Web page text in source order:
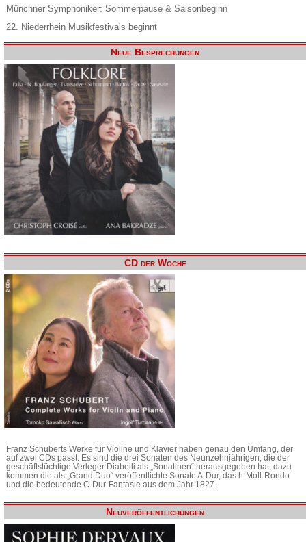
Münchner Symphoniker: Sommerpause & Saisonbeginn
22. Niederrhein Musikfestivals beginnt
Neue Besprechungen
CD der Woche
Franz Schuberts Werke für Violine und Klavier haben genau den Umfang, der
auf zwei CDs passt. Es sind die drei Sonaten des Neunzehnjährigen, die der
geschäftstüchtige Verleger Diabelli als „Sonatinen“ herausgegeben hat, dazu
kommen die als „Grand Duo“ veröffentlichte Sonate A-Dur, das h-Moll-Rondo
und die bedeutende C-Dur-Fantasie aus dem Jahr 1827.
Neuveröffentlichungen